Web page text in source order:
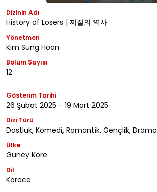
Dizinin Adı
History of Losers | 찌질의 역사
Yönetmen
Kim Sung Hoon
Bölüm Sayısı
12
Gösterim Tarihi
26 Şubat 2025 - 19 Mart 2025
Dizi Türü
Dostluk, Komedi, Romantik, Gençlik, Drama
Ülke
Güney Kore
Dil
Korece